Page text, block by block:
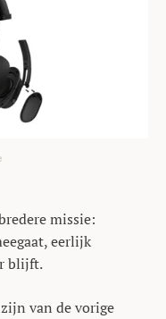
missie:
eerlijk
blijft.
van de vorige